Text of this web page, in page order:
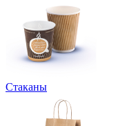
Стаканы